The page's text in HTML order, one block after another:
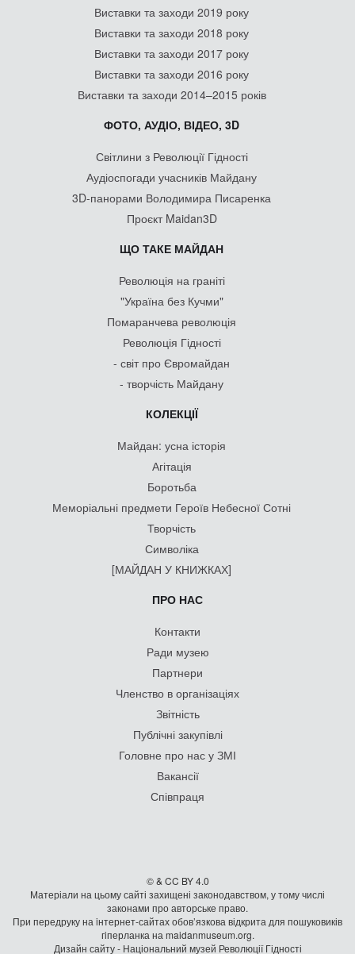
Виставки та заходи 2019 року
Виставки та заходи 2018 року
Виставки та заходи 2017 року
Виставки та заходи 2016 року
Виставки та заходи 2014–2015 років
ФОТО, АУДІО, ВІДЕО, 3D
Світлини з Революції Гідності
Аудіоспогади учасників Майдану
3D-панорами Володимира Писаренка
Проєкт Maidan3D
ЩО ТАКЕ МАЙДАН
Революція на граніті
"Україна без Кучми"
Помаранчева революція
Революція Гідності
- світ про Євромайдан
- творчість Майдану
КОЛЕКЦІЇ
Майдан: усна історія
Агітація
Боротьба
Меморіальні предмети Героїв Небесної Сотні
Творчість
Символіка
[МАЙДАН У КНИЖКАХ]
ПРО НАС
Контакти
Ради музею
Партнери
Членство в організаціях
Звітність
Публічні закупівлі
Головне про нас у ЗМІ
Вакансії
Співпраця
© & CC BY 4.0
Матеріали на цьому сайті захищені законодавством, у тому числі
законами про авторське право.
При передруку на iнтернет-сайтах обов’язкова відкрита для пошуковиків
гiперланка на maidanmuseum.org.
Дизайн сайту - Національний музей Революції Гідності